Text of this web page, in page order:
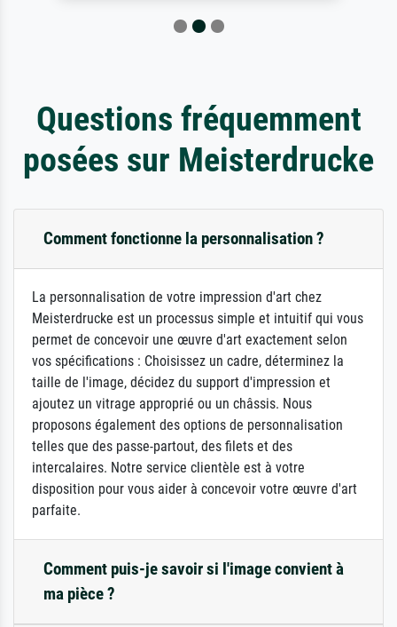
Questions fréquemment
posées sur Meisterdrucke
Comment fonctionne la personnalisation ?
La personnalisation de votre impression d'art chez
Meisterdrucke est un processus simple et intuitif qui vous
permet de concevoir une œuvre d'art exactement selon
vos spécifications : Choisissez un cadre, déterminez la
taille de l'image, décidez du support d'impression et
ajoutez un vitrage approprié ou un châssis. Nous
proposons également des options de personnalisation
telles que des passe-partout, des filets et des
intercalaires. Notre service clientèle est à votre
disposition pour vous aider à concevoir votre œuvre d'art
parfaite.
Comment puis-je savoir si l'image convient à
ma pièce ?